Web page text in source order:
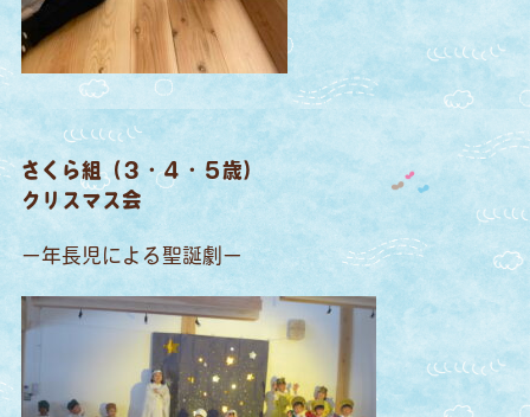
さくら組（３・４・５歳）
クリスマス会
ー年長児による聖誕劇ー